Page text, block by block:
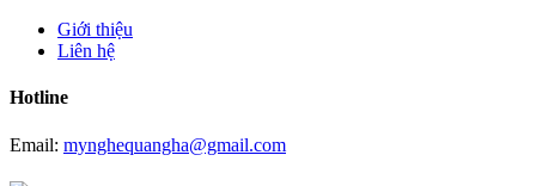
Giới thiệu
Liên hệ
Hotline
Email: mynghequangha@gmail.com